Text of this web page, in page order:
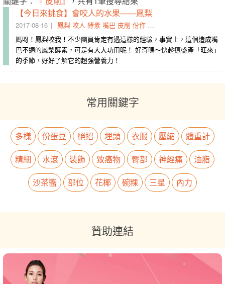
【今日來挑食】會咬人的水果——鳳梨
2017-08-16 鳳梨 咬人 酵素 嘴巴 皮削 份作 將肉
媽呀！鳳梨咬我！不少團員肯定有過這樣的經驗，事實上，這個造成嘴
巴不適的鳳梨酵素，可是有大大功用呢！ 好奇嗎～快趁這盛產「旺來」
的季節，好好了解它的超強營養力！
常用關鍵字
多樣 份蛋豆 絕招 埋頭 衣服 壓縮
體重計
精細
水滾 裝飾 致癌物 臀部 神經痛
油脂
沙茶醬
部位 花椰 碗粿 三星 內力
贊助連結